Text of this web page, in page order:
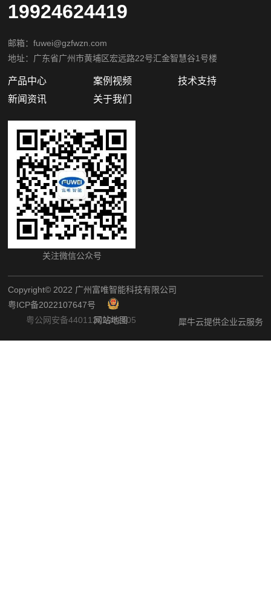
19924624419
邮箱：fuwei@gzfwzn.com
地址：广东省广州市黄埔区宏远路22号汇金智慧谷1号楼
产品中心 案例视频
技术支持
新闻资讯
关于我们
关注微信公众号
Copyright©️ 2022 广州富唯智能科技有限公司
粤ICP备2022107647号
粤公网安备44011202002405
网站地图 犀牛云提供企业云服务